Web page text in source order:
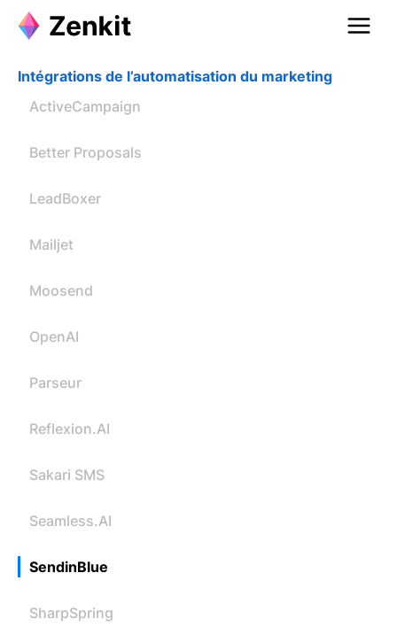
Intégrations de l’automatisation du marketing
ActiveCampaign
Better Proposals
LeadBoxer
Mailjet
Moosend
OpenAI
Parseur
Reflexion.AI
Sakari SMS
Seamless.AI
SendinBlue
SharpSpring